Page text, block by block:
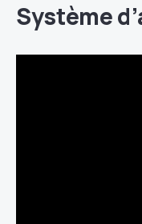
Système